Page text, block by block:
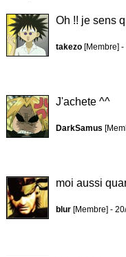
Oh !! je sens
takezo[Membre] -
J'achete ^^
DarkSamus
moi aussi
blur[Membre] -